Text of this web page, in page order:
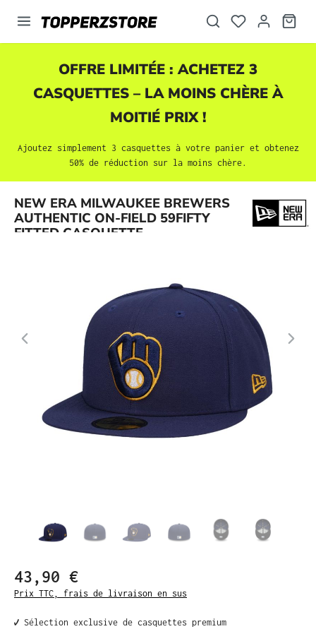
principal
OFFRE LIMITÉE : ACHETEZ 3
CASQUETTES – LA MOINS CHÈRE À
MOITIÉ PRIX !
Ajoutez simplement 3 casquettes à votre panier et obtenez
50% de réduction sur la moins chère.
NEW ERA MILWAUKEE BREWERS
AUTHENTIC ON-FIELD 59FIFTY
FITTED CASQUETTE
43,90 €
Prix TTC, frais de livraison en sus
✔️ Sélection exclusive de casquettes premium